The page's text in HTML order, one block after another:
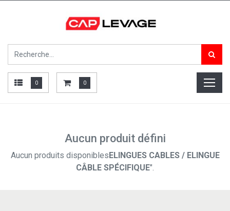
0 0
Aucun produit défini
Aucun produits disponiblesELINGUES CABLES / ELINGUE
CÂBLE SPÉCIFIQUE".